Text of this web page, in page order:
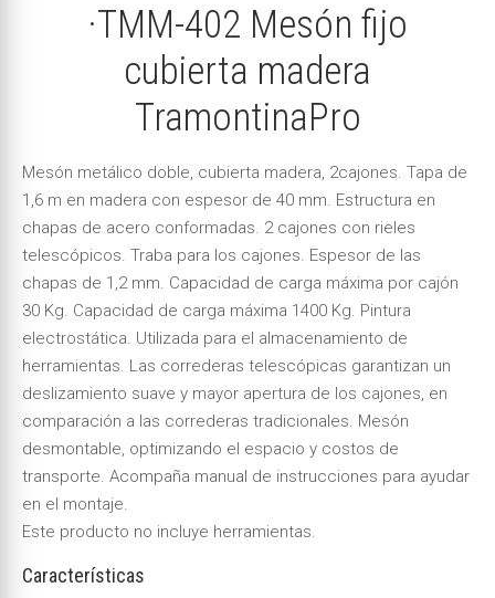
·TMM-402 Mesón fijo
cubierta madera
TramontinaPro
Mesón metálico doble, cubierta madera, 2cajones. Tapa de
1,6 m en madera con espesor de 40 mm. Estructura en
chapas de acero conformadas. 2 cajones con rieles
telescópicos. Traba para los cajones. Espesor de las
chapas de 1,2 mm. Capacidad de carga máxima por cajón
30 Kg. Capacidad de carga máxima 1400 Kg. Pintura
electrostática. Utilizada para el almacenamiento de
herramientas. Las correderas telescópicas garantizan un
deslizamiento suave y mayor apertura de los cajones, en
comparación a las correderas tradicionales. Mesón
desmontable, optimizando el espacio y costos de
transporte. Acompaña manual de instrucciones para ayudar
en el montaje.
Este producto no incluye herramientas.
Características